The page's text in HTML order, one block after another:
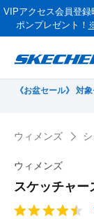
VIPアクセス会員登
ポンプレゼント！
《お盆セール》 対
ウィメンズ
ウィメンズ
スケッチャ
顧客評価4.5/5